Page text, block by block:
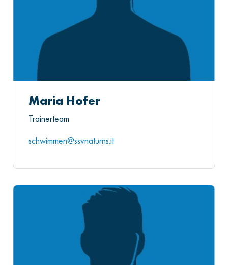
Maria Hofer
Trainerteam
schwimmen@ssvnaturns.it